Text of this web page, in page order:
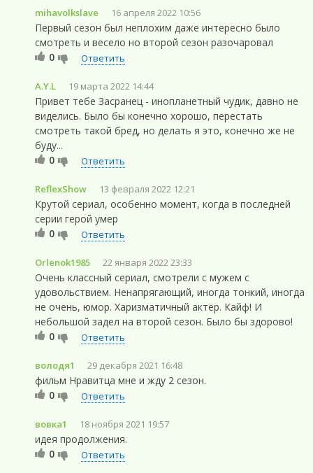
mihavolkslave 16 апреля 2022 10:56
Первый сезон был неплохим даже интересно было
смотреть и весело но второй сезон разочаровал
0
Ответить
A.Y.L 19 марта 2022 14:44
Привет тебе Засранец - инопланетный чудик, давно не
виделись. Было бы конечно хорошо, перестать
смотреть такой бред, но делать я это, конечно же не
буду...
0
Ответить
ReflexShow 13 февраля 2022 12:21
Крутой сериал, особенно момент, когда в последней
серии герой умер
0
Ответить
Orlenok1985 22 января 2022 23:33
Очень классный сериал, смотрели с мужем с
удовольствием. Ненапрягающий, иногда тонкий, иногда
не очень, юмор. Харизматичный актёр. Кайф! И
небольшой задел на второй сезон. Было бы здорово!
0
Ответить
володя1 29 декабря 2021 16:48
фильм Нравитца мне и жду 2 сезон.
0
Ответить
вовка1 18 ноября 2021 19:57
идея продолжения.
0
Ответить